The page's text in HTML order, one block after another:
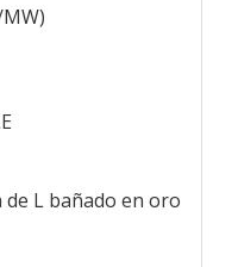
L bañado en oro